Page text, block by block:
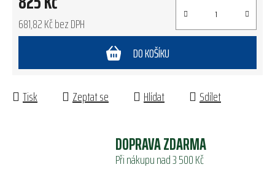
681,82 Kč bez DPH
DO KOŠÍKU
Tisk Zeptat se Hlídat Sdílet
DOPRAVA ZDARMA
Při nákupu nad 3 500 Kč